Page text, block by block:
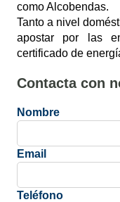
como Alcobendas.
Tanto a nivel
apostar por las
certificado de
Contacta con
Nombre
Email
Teléfono